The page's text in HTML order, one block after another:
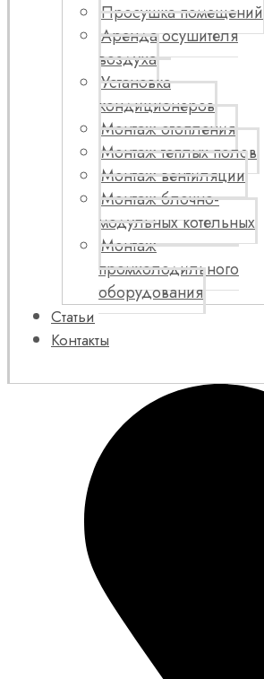
Просушка помещений
Аренда осушителя
воздуха
Установка
кондиционеров
Монтаж отопления
Монтаж теплых полов
Монтаж вентиляции
Монтаж блочно-
модульных котельных
Монтаж
промхолодильного
оборудования
Статьи
Контакты